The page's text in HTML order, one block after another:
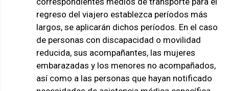
regreso del viajero establezca períodos más
largos, se aplicarán dichos períodos. En el caso
de personas con discapacidad o movilidad
reducida, sus acompañantes, las mujeres
embarazadas y los menores no acompañados,
así como a las personas que hayan notificado